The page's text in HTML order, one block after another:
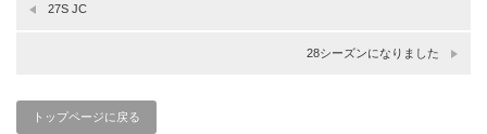
27S JC
28シーズンになりました
トップページに戻る